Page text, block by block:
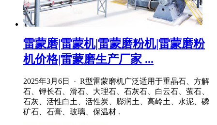
雷蒙磨|雷蒙机|雷蒙磨粉机|雷蒙磨粉
机价格|雷蒙磨生产厂家 ...
2025年3月6日 · R型雷蒙磨机广泛适用于重晶石、方解
石、钾长石、滑石、大理石、石灰石、白云石、萤石、
石灰、活性白土、活性炭、膨润土、高岭土、水泥、磷
矿石、石膏、玻璃、保温材 .